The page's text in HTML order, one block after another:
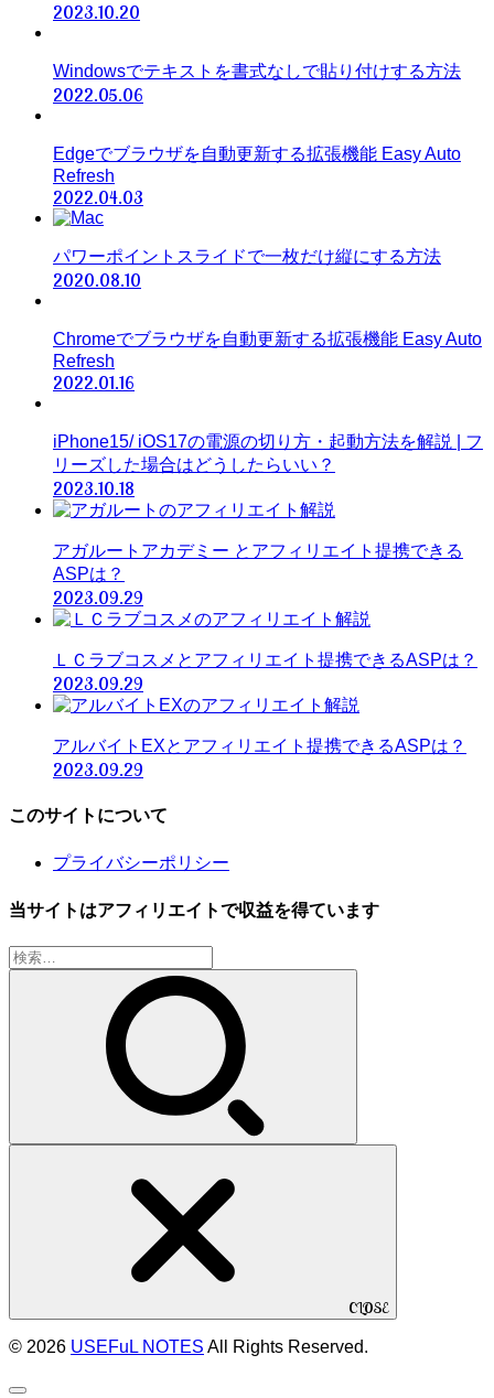
2023.10.20
Windowsでテキストを書式なしで貼り付けする方法
2022.05.06
Edgeでブラウザを自動更新する拡張機能 Easy Auto
Refresh
2022.04.03
パワーポイントスライドで一枚だけ縦にする方法
2020.08.10
Chromeでブラウザを自動更新する拡張機能 Easy Auto
Refresh
2022.01.16
iPhone15/ iOS17の電源の切り方・起動方法を解説 | フ
リーズした場合はどうしたらいい？
2023.10.18
アガルートアカデミー とアフィリエイト提携できる
ASPは？
2023.09.29
ＬＣラブコスメとアフィリエイト提携できるASPは？
2023.09.29
アルバイトEXとアフィリエイト提携できるASPは？
2023.09.29
このサイトについて
プライバシーポリシー
当サイトはアフィリエイトで収益を得ています
検
索:
CLOSE
© 2026 USEFuL NOTES All Rights Reserved.